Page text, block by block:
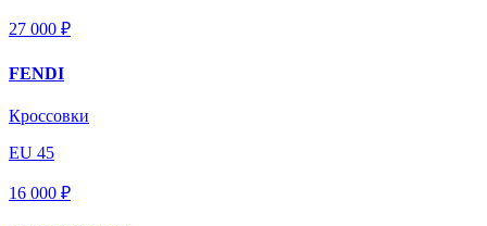
27 000 ₽
FENDI
Кроссовки
EU 45
16 000 ₽